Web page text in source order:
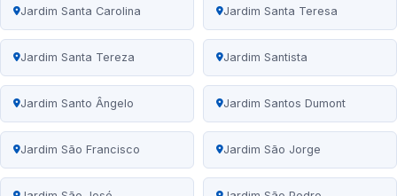
Jardim Santa Carolina Jardim Santa Teresa
Jardim Santa Tereza Jardim Santista
Jardim Santo Ângelo Jardim Santos Dumont
Jardim São Francisco Jardim São Jorge